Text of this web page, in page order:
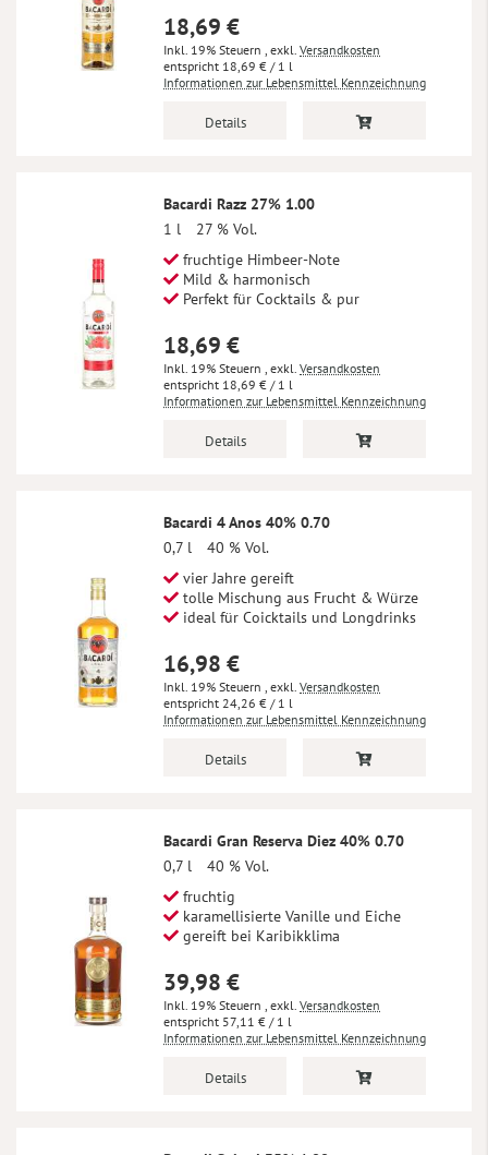
18,69 €
Inkl. 19% Steuern , exkl. Versandkosten
18,69 € / 1 l
Informationen zur Lebensmittel Kennzeichnung
Details
Bacardi Razz 27% 1.00
1 l
27 % Vol.
fruchtige Himbeer-Note
Mild & harmonisch
Perfekt für Cocktails & pur
18,69 €
Inkl. 19% Steuern , exkl. Versandkosten
18,69 € / 1 l
Informationen zur Lebensmittel Kennzeichnung
Details
Bacardi 4 Anos 40% 0.70
0,7 l
40 % Vol.
vier Jahre gereift
tolle Mischung aus Frucht & Würze
ideal für Coicktails und Longdrinks
16,98 €
Inkl. 19% Steuern , exkl. Versandkosten
24,26 € / 1 l
Informationen zur Lebensmittel Kennzeichnung
Details
Bacardi Gran Reserva Diez 40% 0.70
0,7 l
40 % Vol.
fruchtig
karamellisierte Vanille und Eiche
gereift bei Karibikklima
39,98 €
Inkl. 19% Steuern , exkl. Versandkosten
57,11 € / 1 l
Informationen zur Lebensmittel Kennzeichnung
Details